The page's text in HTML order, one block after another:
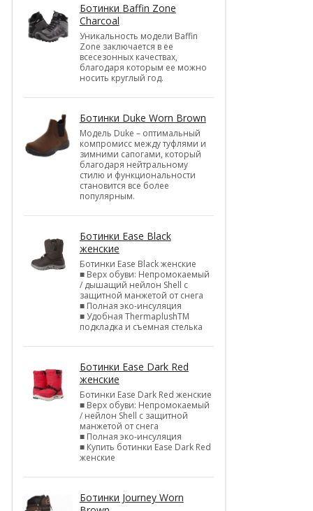
Ботинки Baffin Zone
Charcoal
Уникальность модели Baffin
Zone заключается в ее
всесезонных качествах,
благодаря которым ее можно
носить круглый год.
Ботинки Duke Worn Brown
Модель Duke – оптимальный
компромисс между туфлями и
зимними сапогами, который
благодаря нейтральному
стилю и функциональности
становится все более
популярным.
Ботинки Ease Black
женские
Ботинки Ease Black женские
■ Верх обуви: Непромокаемый
/ дышащий нейлон Shell c
защитной манжетой от снега
■ Полная эко-инсуляция
■ Удобная ThermaplushTM
подкладка и съемная стелька
Ботинки Ease Dark Red
женские
Ботинки Ease Dark Red женские
■ Верх обуви: Непромокаемый
/ нейлон Shell c защитной
манжетой от снега
■ Полная эко-инсуляция
■ Купить ботинки Ease Dark Red
женские
Ботинки Journey Worn